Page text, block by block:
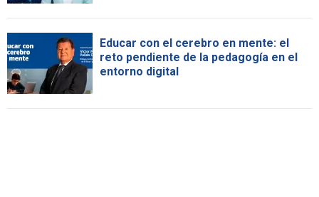
Educar con el cerebro en mente: el
reto pendiente de la pedagogía en el
entorno digital